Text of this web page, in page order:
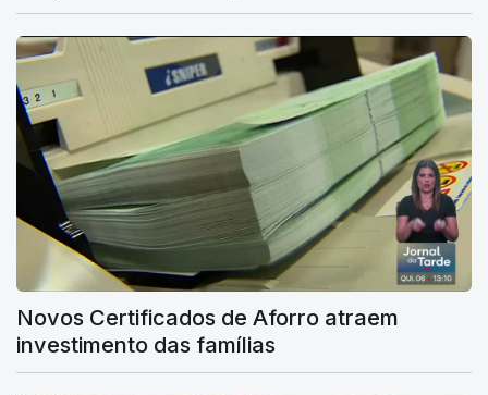
Novos Certificados de Aforro atraem
investimento das famílias